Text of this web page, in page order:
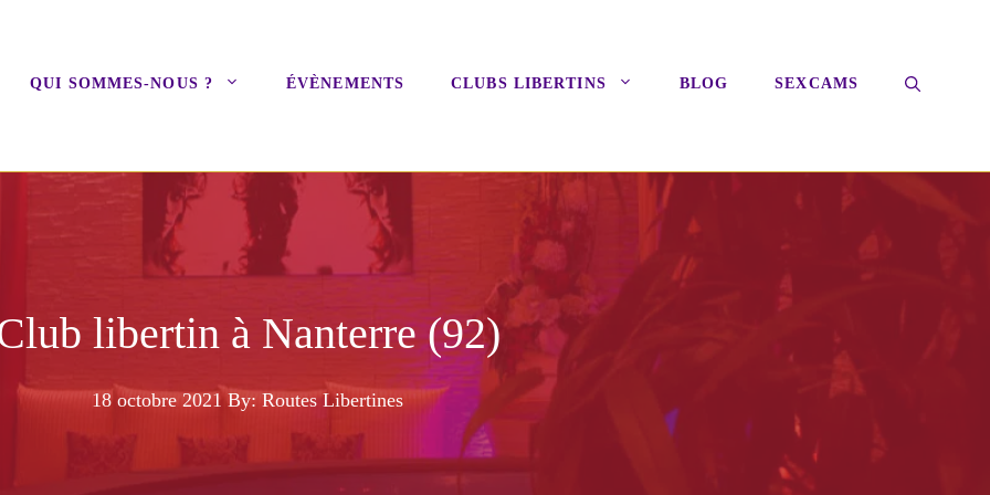
QUI SOMMES-NOUS ? ÉVÈNEMENTS CLUBS LIBERTINS BLOG SEXCAMS
libertin à Nanterre (92)
18 octobre 2021 By: Routes Libertines